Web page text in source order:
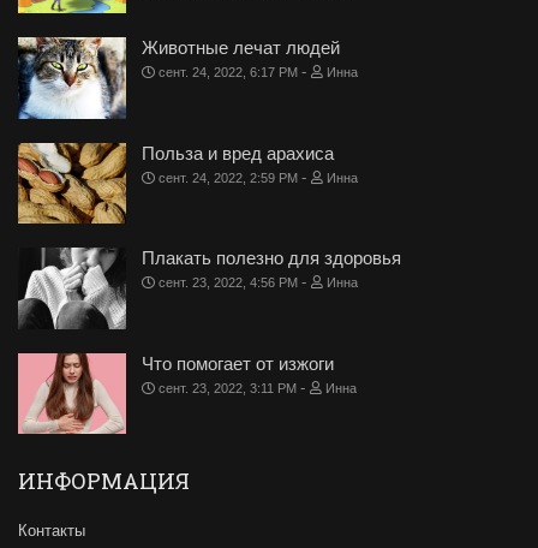
Животные лечат людей
сент. 24, 2022, 6:17 PM - Инна
Польза и вред арахиса
сент. 24, 2022, 2:59 PM - Инна
Плакать полезно для здоровья
сент. 23, 2022, 4:56 PM - Инна
Что помогает от изжоги
сент. 23, 2022, 3:11 PM - Инна
ИНФОРМАЦИЯ
Контакты